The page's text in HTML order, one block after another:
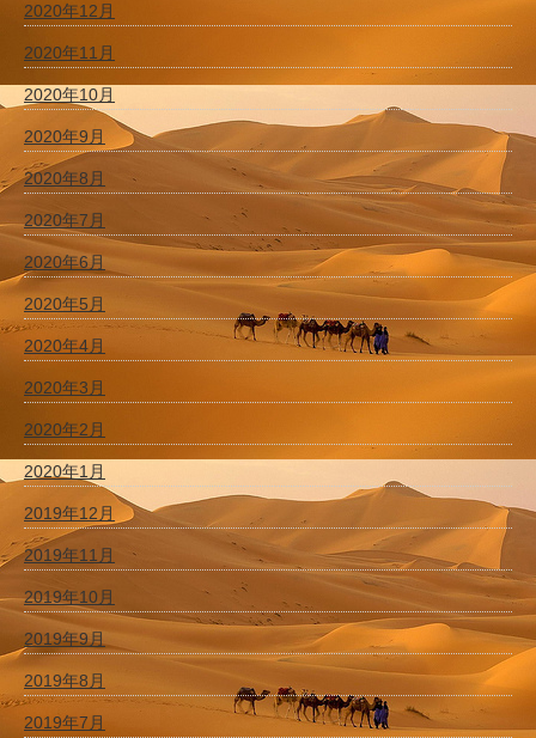
2020年12月
2020年11月
2020年10月
2020年9月
2020年8月
2020年7月
2020年6月
2020年5月
2020年4月
2020年3月
2020年2月
2020年1月
2019年12月
2019年11月
2019年10月
2019年9月
2019年8月
2019年7月